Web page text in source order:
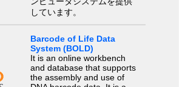
しています。
Barcode of Life Data
System (BOLD)
It is an online workbench
and database that supports
the assembly and use of